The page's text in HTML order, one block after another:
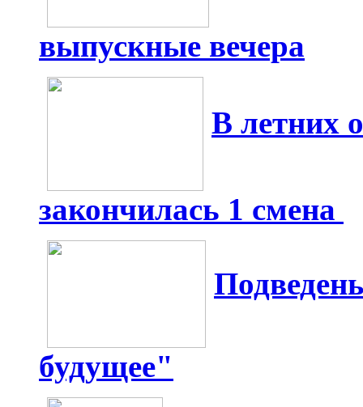
выпускные вечера
В летних
закончилась 1 смена
будущее"